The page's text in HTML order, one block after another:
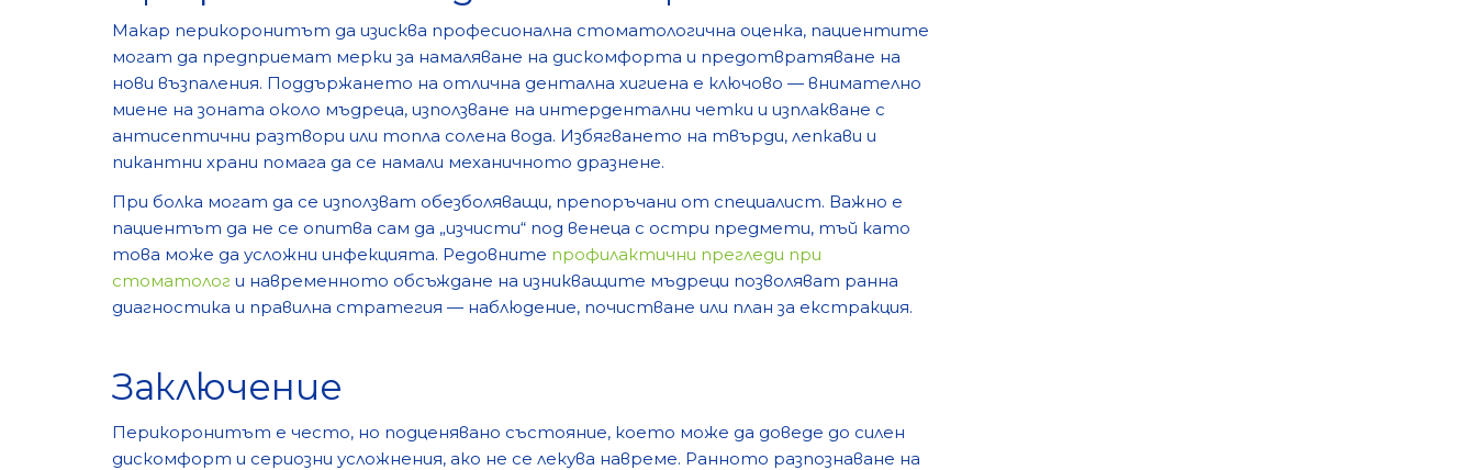
Макар перикоронитът да изисква професионална стоматологична оценка, пациентите
могат да предприемат мерки за намаляване на дискомфорта и предотвратяване на
нови възпаления. Поддържането на отлична дентална хигиена е ключово — внимателно
миене на зоната около мъдреца, използване на интердентални четки и изплакване с
антисептични разтвори или топла солена вода. Избягването на твърди, лепкави и
пикантни храни помага да се намали механичното дразнене.
При болка могат да се използват обезболяващи, препоръчани от специалист. Важно е
пациентът да не се опитва сам да „изчисти“ под венеца с остри предмети, тъй като
това може да усложни инфекцията. Редовните профилактични прегледи при
стоматолог и навременното обсъждане на изникващите мъдреци позволяват ранна
диагностика и правилна стратегия — наблюдение, почистване или план за екстракция.
Заключение
Перикоронитът е често, но подценявано състояние, което може да доведе до силен
дискомфорт и сериозни усложнения, ако не се лекува навреме. Ранното разпознаване на